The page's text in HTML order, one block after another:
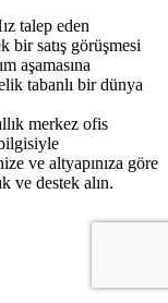
talep eden
bir satış görüşmesi
aşamasına
tabanlı bir dünya
merkez ofis
ve altyapınıza göre
ve destek alın.